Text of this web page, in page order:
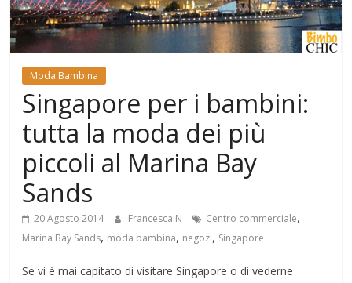
Mondo
Moda Bambina
Singapore per i bambini:
tutta la moda dei più
piccoli al Marina Bay
Sands
20 Agosto 2014 Francesca N Centro commerciale,
Marina Bay Sands, moda bambina, negozi, Singapore
Se vi è mai capitato di visitare Singapore o di vederne